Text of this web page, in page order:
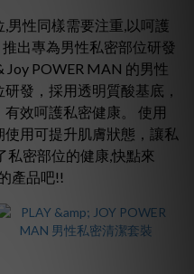
男性同樣需要注重,以呵護
出專為男性私密部位研發
Joy POWER MAN 的男性
發，採用透明質酸基底，
效呵護私密健康。 使用
用可提升肌膚狀態，讓私
私密部位的健康,快點來
產品吧!!